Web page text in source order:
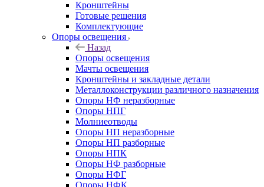
Кронштейны
Готовые решения
Комплектующие
Опоры освещения
Назад
Опоры освещения
Мачты освещения
Кронштейны и закладные детали
Металлоконструкции различного назначения
Опоры НФ неразборные
Опоры НПГ
Молниеотводы
Опоры НП неразборные
Опоры НП разборные
Опоры НПК
Опоры НФ разборные
Опоры НФГ
Опоры НФК